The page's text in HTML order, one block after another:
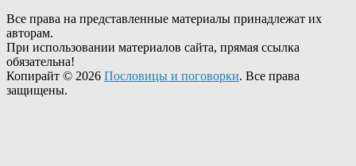
Все права на представленные материалы принадлежат их
авторам.
При использовании материалов сайта, прямая ссылка
обязательна!
Копирайт © 2026 Пословицы и поговорки. Все права
защищены.